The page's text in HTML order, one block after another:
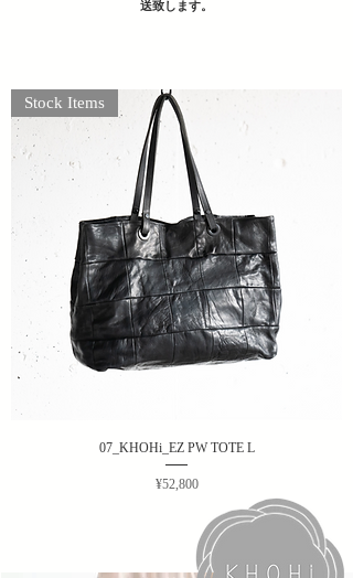
送致します。
Stock Items
07_KHOHi_EZ PW TOTE L
Price
¥52,800
白樺のボトルクーラー